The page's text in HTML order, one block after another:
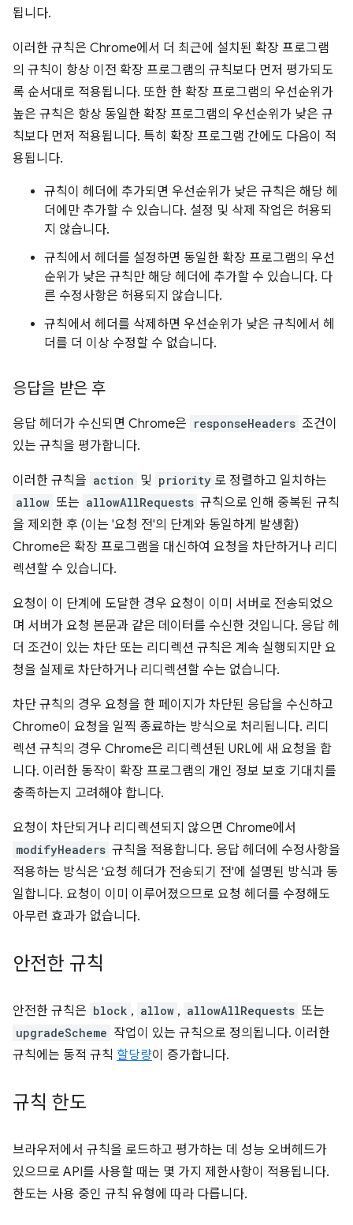
됩니다.
이러한 규칙은 Chrome에서 더 최근에 설치된 확장 프로그램
의 규칙이 항상 이전 확장 프로그램의 규칙보다 먼저 평가되도
록 순서대로 적용됩니다. 또한 한 확장 프로그램의 우선순위가
높은 규칙은 항상 동일한 확장 프로그램의 우선순위가 낮은 규
칙보다 먼저 적용됩니다. 특히 확장 프로그램 간에도 다음이 적
용됩니다.
규칙이 헤더에 추가되면 우선순위가 낮은 규칙은 해당 헤
더에만 추가할 수 있습니다. 설정 및 삭제 작업은 허용되
지 않습니다.
규칙에서 헤더를 설정하면 동일한 확장 프로그램의 우선
순위가 낮은 규칙만 해당 헤더에 추가할 수 있습니다. 다
른 수정사항은 허용되지 않습니다.
규칙에서 헤더를 삭제하면 우선순위가 낮은 규칙에서 헤
더를 더 이상 수정할 수 없습니다.
응답을 받은 후
응답 헤더가 수신되면 Chrome은 responseHeaders 조건이
있는 규칙을 평가합니다.
이러한 규칙을 action 및 priority 로 정렬하고 일치하는
allow 또는 allowAllRequests 규칙으로 인해 중복된 규칙
을 제외한 후 (이는 '요청 전'의 단계와 동일하게 발생함)
Chrome은 확장 프로그램을 대신하여 요청을 차단하거나 리디
렉션할 수 있습니다.
요청이 이 단계에 도달한 경우 요청이 이미 서버로 전송되었으
며 서버가 요청 본문과 같은 데이터를 수신한 것입니다. 응답 헤
더 조건이 있는 차단 또는 리디렉션 규칙은 계속 실행되지만 요
청을 실제로 차단하거나 리디렉션할 수는 없습니다.
차단 규칙의 경우 요청을 한 페이지가 차단된 응답을 수신하고
Chrome이 요청을 일찍 종료하는 방식으로 처리됩니다. 리디
렉션 규칙의 경우 Chrome은 리디렉션된 URL에 새 요청을 합
니다. 이러한 동작이 확장 프로그램의 개인 정보 보호 기대치를
충족하는지 고려해야 합니다.
요청이 차단되거나 리디렉션되지 않으면 Chrome에서
modifyHeaders 규칙을 적용합니다. 응답 헤더에 수정사항을
적용하는 방식은 '요청 헤더가 전송되기 전'에 설명된 방식과 동
일합니다. 요청이 이미 이루어졌으므로 요청 헤더를 수정해도
아무런 효과가 없습니다.
안전한 규칙
안전한 규칙은 block , allow , allowAllRequests 또는
upgradeScheme 작업이 있는 규칙으로 정의됩니다. 이러한
규칙에는 동적 규칙 할당량이 증가합니다.
규칙 한도
브라우저에서 규칙을 로드하고 평가하는 데 성능 오버헤드가
있으므로 API를 사용할 때는 몇 가지 제한사항이 적용됩니다.
한도는 사용 중인 규칙 유형에 따라 다릅니다.